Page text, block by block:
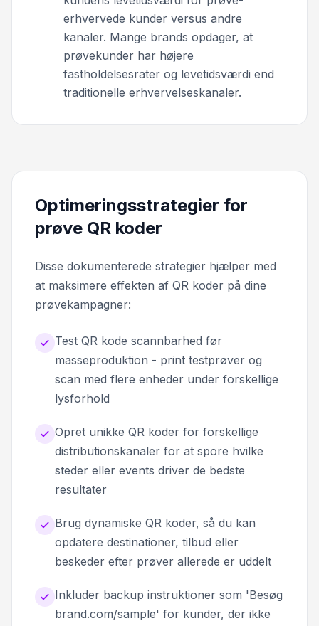
erhvervede kunder versus andre
kanaler. Mange brands opdager, at
prøvekunder har højere
fastholdelsesrater og levetidsværdi end
traditionelle erhvervelseskanaler.
Optimeringsstrategier for
prøve QR koder
Disse dokumenterede strategier hjælper med
at maksimere effekten af QR koder på dine
prøvekampagner:
Test QR kode scannbarhed før
masseproduktion - print testprøver og
scan med flere enheder under forskellige
lysforhold
Opret unikke QR koder for forskellige
distributionskanaler for at spore hvilke
steder eller events driver de bedste
resultater
Brug dynamiske QR koder, så du kan
opdatere destinationer, tilbud eller
beskeder efter prøver allerede er uddelt
Inkluder backup instruktioner som 'Besøg
brand.com/sample' for kunder, der ikke